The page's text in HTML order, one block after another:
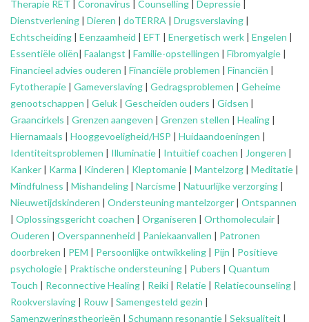
Therapie RET | Coronavirus | Counselling | Depressie |
Dienstverlening | Dieren | doTERRA | Drugsverslaving |
Echtscheiding | Eenzaamheid | EFT | Energetisch werk | Engelen |
Essentiële oliën| Faalangst | Familie-opstellingen | Fibromyalgie |
Financieel advies ouderen | Financiële problemen | Financiën |
Fytotherapie | Gameverslaving | Gedragsproblemen | Geheime
genootschappen | Geluk | Gescheiden ouders | Gidsen |
Graancirkels | Grenzen aangeven | Grenzen stellen | Healing |
Hiernamaals | Hooggevoeligheid/HSP | Huidaandoeningen |
Identiteitsproblemen | Illuminatie | Intuïtief coachen | Jongeren |
Kanker | Karma | Kinderen | Kleptomanie | Mantelzorg | Meditatie |
Mindfulness | Mishandeling | Narcisme | Natuurlijke verzorging |
Nieuwetijdskinderen | Ondersteuningmantelzorger | Ontspannen
| Oplossingsgericht coachen | Organiseren | Orthomoleculair |
Ouderen | Overspannenheid | Paniekaanvallen | Patronen
doorbreken | PEM | Persoonlijke ontwikkeling | Pijn | Positieve
psychologie | Praktische ondersteuning | Pubers | Quantum
Touch | Reconnective Healing | Reiki | Relatie | Relatiecounseling |
Rookverslaving | Rouw | Samengesteld gezin |
Samenzweringstheorieën | Schumann resonantie | Seksualiteit |